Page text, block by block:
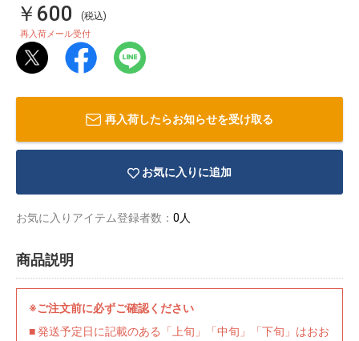
￥600 (税込)
再入荷メール受付
再入荷したらお知らせを受け取る
お気に入りに追加
お気に入りアイテム登録者数： 0人
商品説明
※ご注文前に必ずご確認ください
■ 発送予定日に記載のある「上旬」「中旬」「下旬」はおお